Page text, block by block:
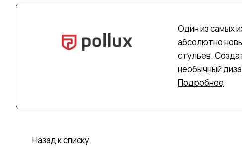
Один из самых
абсолютно
стульев.
необычный
Привлекаются
Подробнее
Назад к списку